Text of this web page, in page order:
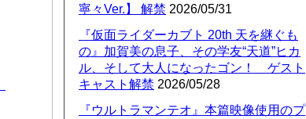
寧々Ver.】 解禁 2026/05/31
『仮面ライダーカブト 20th 天を継ぐも
の』加賀美の息子、その学友“天道”ヒカ
ル、そして大人になったゴン！ ゲスト
キャスト解禁 2026/05/28
『ウルトラマンテオ』本篇映像使用のプ